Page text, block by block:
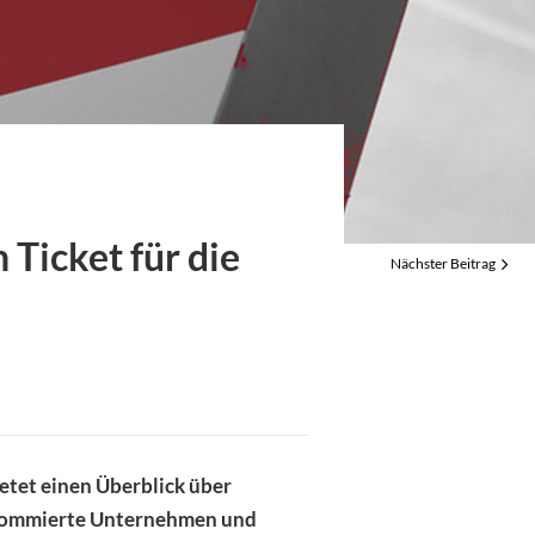
Bedarf an
steigt rapide
Nächster Beitrag
Ticket für die
einen Überblick über
Unternehmen und